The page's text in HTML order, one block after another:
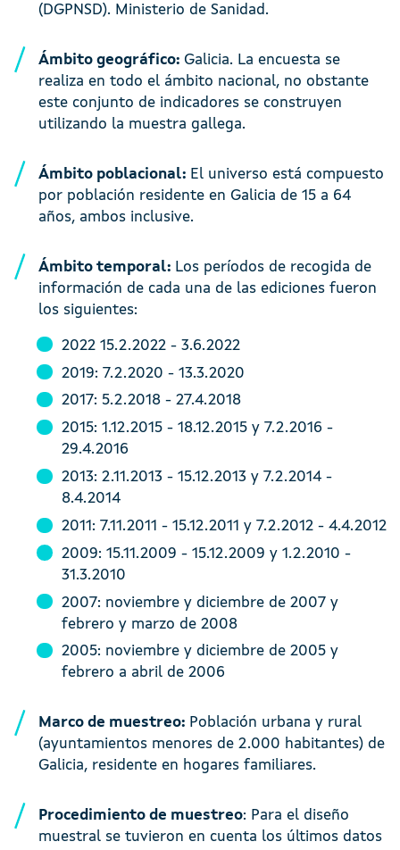
(DGPNSD). Ministerio de Sanidad.
Ámbito geográfico: Galicia. La encuesta se
realiza en todo el ámbito nacional, no obstante
este conjunto de indicadores se construyen
utilizando la muestra gallega.
Ámbito poblacional: El universo está compuesto
por población residente en Galicia de 15 a 64
años, ambos inclusive.
Ámbito temporal: Los períodos de recogida de
información de cada una de las ediciones fueron
los siguientes:
2022 15.2.2022 - 3.6.2022
2019: 7.2.2020 - 13.3.2020
2017: 5.2.2018 - 27.4.2018
2015: 1.12.2015 - 18.12.2015 y 7.2.2016 -
29.4.2016
2013: 2.11.2013 - 15.12.2013 y 7.2.2014 -
8.4.2014
2011: 7.11.2011 - 15.12.2011 y 7.2.2012 - 4.4.2012
2009: 15.11.2009 - 15.12.2009 y 1.2.2010 -
31.3.2010
2007: noviembre y diciembre de 2007 y
febrero y marzo de 2008
2005: noviembre y diciembre de 2005 y
febrero a abril de 2006
Marco de muestreo: Población urbana y rural
(ayuntamientos menores de 2.000 habitantes) de
Galicia, residente en hogares familiares.
Procedimiento de muestreo: Para el diseño
muestral se tuvieron en cuenta los últimos datos